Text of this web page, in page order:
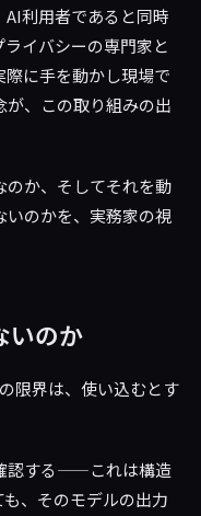
利用者であると同時
イバシーの専門家と
に手を動かし現場で
、この取り組みの出
のか、そしてそれを動
いのかを、実務家の視
いのか
限界は、使い込むとす
認する——これは構造
、そのモデルの出力